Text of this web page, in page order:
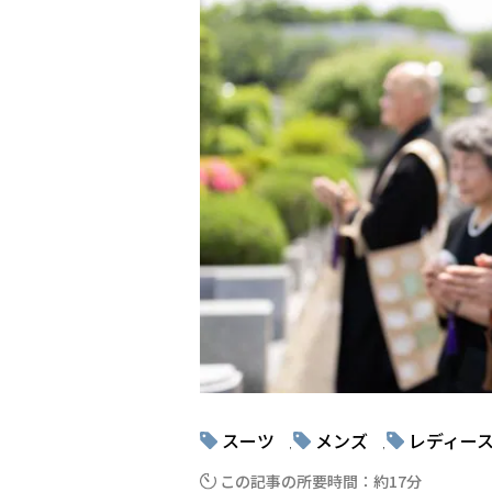
スーツ , メンズ , レディー
この記事の所要時間：約17分